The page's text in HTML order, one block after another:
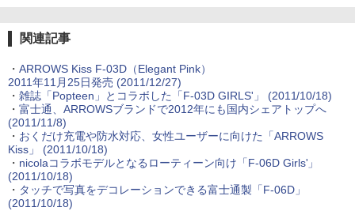
関連記事
・ ARROWS Kiss F-03D（Elegant Pink）
2011年11月25日発売 (2011/12/27)
・ 雑誌「Popteen」とコラボした「F-03D GIRLS'」
(2011/10/18)
・ 富士通、ARROWSブランドで2012年にも国内シェアトップへ
(2011/11/8)
・ おくだけ充電や防水対応、女性ユーザーに向けた「ARROWS
Kiss」
(2011/10/18)
・ nicolaコラボモデルとなるローティーン向け「F-06D Girls'」
(2011/10/18)
・ タッチで写真をデコレーションできる富士通製「F-06D」
(2011/10/18)